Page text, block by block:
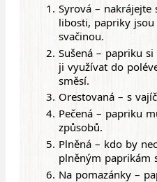
Syrová –
libosti, papriky
svačinou.
Sušená – papriku
ji využívat do
směsí.
Orestovaná – s
Pečená – papriku
způsobů.
Plněná – kdo by
plněným paprikám
Na pomazánky –